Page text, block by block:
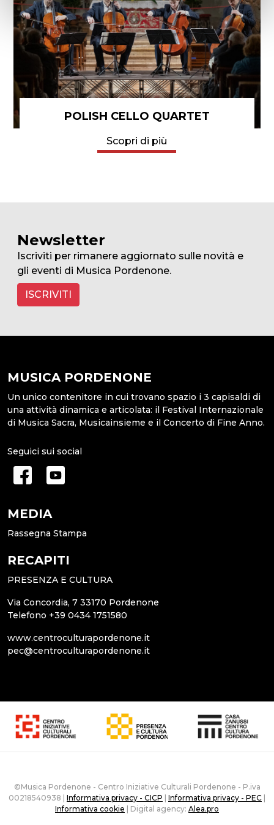
POLISH CELLO QUARTET
Scopri di più
Newsletter
Iscriviti per rimanere aggiornato sulle novità e
gli eventi di Musica Pordenone.
ISCRIVITI
MUSICA PORDENONE
Un unico contenitore in cui trovano spazio i 3 capisaldi di
una attività dinamica e articolata: il Festival Internazionale
di Musica Sacra, Musicainsieme e il Concerto di Fine Anno.
Seguici sui social
MEDIA
Rassegna Stampa
RECAPITI
PRESENZA E CULTURA
Via Concordia, 7 33170 Pordenone
Telefono +39 0434 1751580
www.centroculturapordenone.it
pec@centroculturapordenone.it
©Musica Pordenone - Centro Iniziative Culturali Pordenone - P.iva
00218540938 | Informativa privacy - CICP | Informativa privacy - PEC |
Informativa cookie | Digital agency: Alea.pro